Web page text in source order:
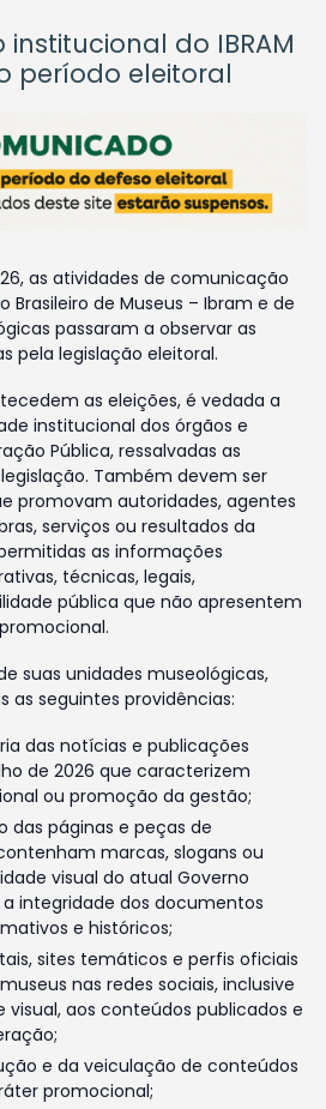
do IBRAM
período eleitoral
as atividades de comunicação
de Museus – Ibram e de
passaram a observar as
pela legislação eleitoral.
as eleições, é vedada a
institucional dos órgãos e
Pública, ressalvadas as
Também devem ser
promovam autoridades, agentes
serviços ou resultados da
as informações
técnicas, legais,
pública que não apresentem
suas unidades museológicas,
as seguintes providências:
das notícias e publicações
de 2026 que caracterizem
ou promoção da gestão;
das páginas e peças de
marcas, slogans ou
visual do atual Governo
a integridade dos documentos
e históricos;
sites temáticos e perfis oficiais
nas redes sociais, inclusive
aos conteúdos publicados e
e da veiculação de conteúdos
promocional;